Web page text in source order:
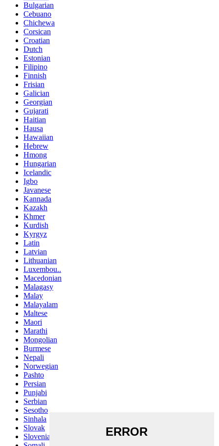
Bulgarian
Cebuano
Chichewa
Corsican
Croatian
Dutch
Estonian
Filipino
Finnish
Frisian
Galician
Georgian
Gujarati
Haitian
Hausa
Hawaiian
Hebrew
Hmong
Hungarian
Icelandic
Igbo
Javanese
Kannada
Kazakh
Khmer
Kurdish
Kyrgyz
Latin
Latvian
Lithuanian
Luxembou..
Macedonian
Malagasy
Malay
Malayalam
Maltese
Maori
Marathi
Mongolian
Burmese
Nepali
Norwegian
Pashto
Persian
Punjabi
Serbian
Sesotho
Sinhala
Slovak
Slovenian